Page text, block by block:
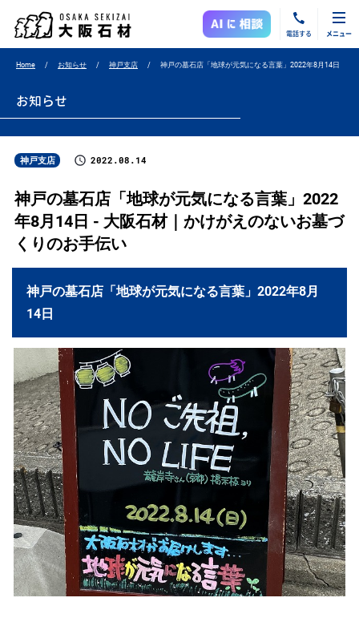
電話する メニュー
Home お知らせ 神戸支店 神戸の墓石店「地球が元気になる言葉」2022年8月14日
お知らせ
神戸支店 2022.08.14
神戸の墓石店「地球が元気になる言葉」2022
年8月14日 - 大阪石材｜かけがえのないお墓づ
くりのお手伝い
神戸の墓石店「地球が元気になる言葉」2022年8月
14日